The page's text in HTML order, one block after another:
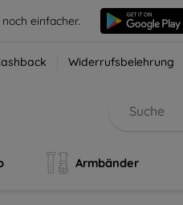
einfacher.
Widerrufsbelehrung
Armbänder